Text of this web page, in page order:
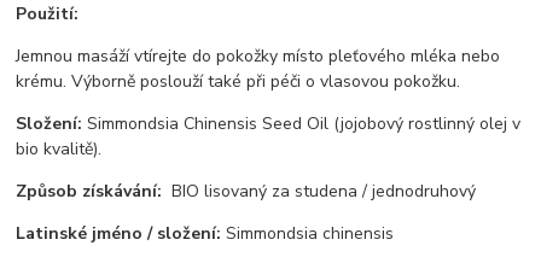
Použití:
Jemnou masáží vtírejte do pokožky místo pleťového mléka nebo
krému. Výborně poslouží také při péči o vlasovou pokožku.
Složení:Simmondsia Chinensis Seed Oil (jojobový rostlinný olej v
bio kvalitě).
Způsob získávání:BIO lisovaný za studena / jednodruhový
Latinské jméno / složení:Simmondsia chinensis